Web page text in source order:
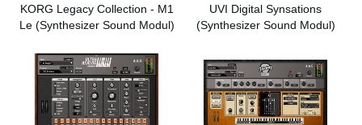
KORG Legacy Collection - M1
Le(Synthesizer Sound Modul)
UVI Digital Synsations
(Synthesizer Sound Modul)